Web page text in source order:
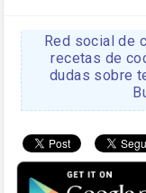
HOJALDROSA TV
enGachas
Rosa
https://
Rosa enReceta
Disculpa.
el bizcocho
apartado de
te has
Red social de
recetas de
dudas sobre